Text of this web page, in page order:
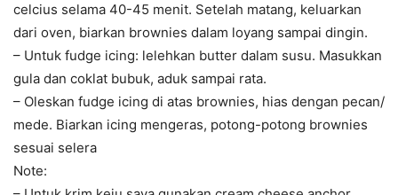
celcius selama 40-45 menit. Setelah matang, keluarkan
dari oven, biarkan brownies dalam loyang sampai dingin.
– Untuk fudge icing: lelehkan butter dalam susu. Masukkan
gula dan coklat bubuk, aduk sampai rata.
– Oleskan fudge icing di atas brownies, hias dengan pecan/
mede. Biarkan icing mengeras, potong-potong brownies
sesuai selera
Note: